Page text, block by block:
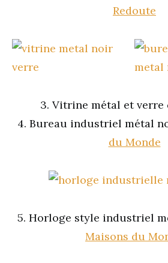
Redoute
3. Vitrine métal et verre
4. Bureau industriel métal
du Monde
5. Horloge style industriel
Maisons du